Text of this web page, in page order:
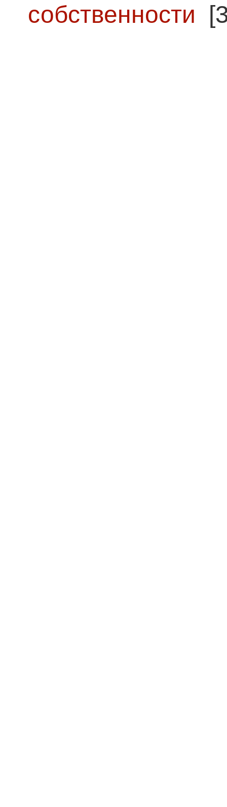
собственности